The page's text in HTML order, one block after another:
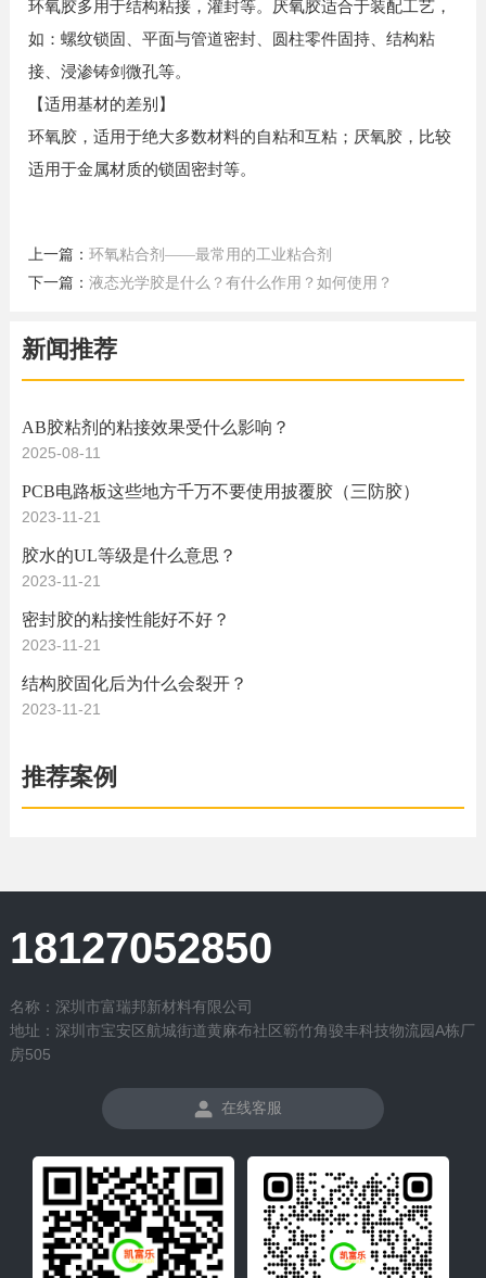
环氧胶多用于结构粘接，灌封等。厌氧胶适合于装配工艺，
如：螺纹锁固、平面与管道密封、圆柱零件固持、结构粘
接、浸渗铸剑微孔等。
【适用基材的差别】
环氧胶，适用于绝大多数材料的自粘和互粘；厌氧胶，比较
适用于金属材质的锁固密封等。
上一篇：环氧粘合剂——最常用的工业粘合剂
下一篇：液态光学胶是什么？有什么作用？如何使用？
新闻推荐
AB胶粘剂的粘接效果受什么影响？
2025-08-11
PCB电路板这些地方千万不要使用披覆胶（三防胶）
2023-11-21
胶水的UL等级是什么意思？
2023-11-21
密封胶的粘接性能好不好？
2023-11-21
结构胶固化后为什么会裂开？
2023-11-21
推荐案例
18127052850
名称：深圳市富瑞邦新材料有限公司
地址：深圳市宝安区航城街道黄麻布社区簕竹角骏丰科技物流园A栋厂
房505
在线客服